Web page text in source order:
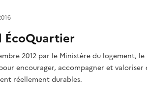
ÉcoQuartier
2012 par le Ministère du logement,
encourager, accompagner et valoriser
réellement durables.